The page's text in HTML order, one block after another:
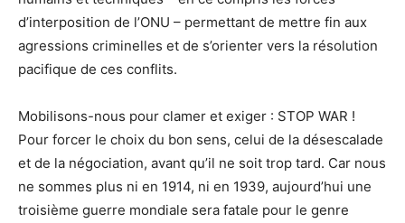
d’interposition de l’ONU – permettant de mettre fin aux
agressions criminelles et de s’orienter vers la résolution
pacifique de ces conflits.
Mobilisons-nous pour clamer et exiger : STOP WAR !
Pour forcer le choix du bon sens, celui de la désescalade
et de la négociation, avant qu’il ne soit trop tard. Car nous
ne sommes plus ni en 1914, ni en 1939, aujourd’hui une
troisième guerre mondiale sera fatale pour le genre